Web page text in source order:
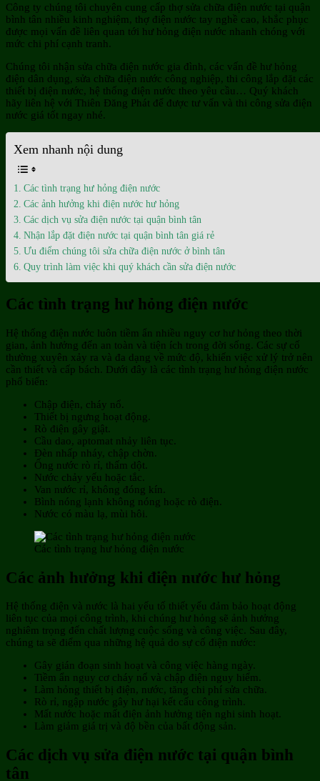
Công ty chúng tôi chuyên cung cấp thợ sửa chữa điện nước tại quận
bình tân nhiều kinh nghiệm, thợ điện nước tay nghề cao, khắc phục
được mọi vấn đề liên quan tới hư hỏng điện nước nhanh chóng với
mức chi phí cạnh tranh.
Chúng tôi nhận sửa chữa điện nước gia đình, các vấn đề hư hỏng
điện dân dụng, sửa chữa điện nước công nghiệp, thi công lắp đặt các
thiết bị điện nước, hệ thống điện nước theo yêu cầu… Quý khách
hãy liên hệ với Thiên Đăng Phát để được tư vấn và thi công sửa điện
nước giá tốt ngay nhé.
Xem nhanh nội dung
Các tình trạng hư hỏng điện nước
Các ảnh hưởng khi điện nước hư hỏng
Các dịch vụ sửa điện nước tại quận bình tân
Nhận lắp đặt điện nước tại quận bình tân giá rẻ
Ưu điểm chúng tôi sửa chữa điện nước ở bình tân
Quy trình làm việc khi quý khách cần sửa điện nước
Các tình trạng hư hỏng điện nước
Hệ thống điện nước luôn tiềm ẩn nhiều nguy cơ hư hỏng theo thời
gian, ảnh hưởng đến an toàn và tiện ích trong đời sống. Các sự cố
thường xuyên xảy ra và đa dạng về mức độ, khiến việc xử lý trở nên
cần thiết và cấp bách. Dưới đây là các tình trạng hư hỏng điện nước
phổ biến:
Chập điện, cháy nổ.
Thiết bị ngưng hoạt động.
Rò điện gây giật.
Cầu dao, aptomat nhảy liên tục.
Đèn nhấp nháy, chập chờn.
Ống nước rò rỉ, thấm dột.
Nước chảy yếu hoặc tắc.
Van nước rỉ, không đóng kín.
Bình nóng lạnh không nóng hoặc rò điện.
Nước có màu lạ, mùi hôi.
Các tình trạng hư hỏng điện nước
Các ảnh hưởng khi điện nước hư hỏng
Hệ thống điện và nước là hai yếu tố thiết yếu đảm bảo hoạt động
liên tục của mọi công trình, khi chúng hư hỏng sẽ ảnh hưởng
nghiêm trọng đến chất lượng cuộc sống và công việc. Sau đây,
chúng ta sẽ điểm qua những hệ quả do sự cố điện nước:
Gây gián đoạn sinh hoạt và công việc hàng ngày.
Tiềm ẩn nguy cơ cháy nổ và chập điện nguy hiểm.
Làm hỏng thiết bị điện, nước, tăng chi phí sửa chữa.
Rò rỉ, ngập nước gây hư hại kết cấu công trình.
Mất nước hoặc mất điện ảnh hưởng tiện nghi sinh hoạt.
Làm giảm giá trị và độ bền của bất động sản.
Các dịch vụ sửa điện nước tại quận bình
tân